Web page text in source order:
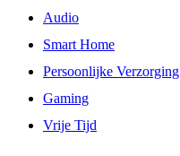
Audio
Smart Home
Persoonlijke Verzorging
Gaming
Vrije Tijd